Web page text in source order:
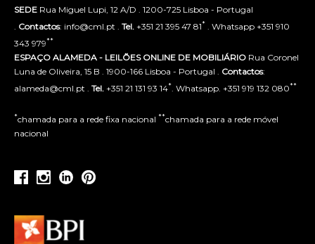
SEDE Rua Miguel Lupi, 12 A/D . 1200-725 Lisboa - Portugal
Contactos: info@cml.pt . Tel. +351 21 395 47 81* . Whatsapp +351 910
343 979**
ESPAÇO ALAMEDA - LEILÕES ONLINE DE MOBILIÁRIO Rua Coronel
Luna de Oliveira, 15 B . 1900-166 Lisboa - Portugal . Contactos:
alameda@cml.pt . Tel. +351 21 131 93 14* . Whatsapp. +351 919 132 080**
*chamada para a rede fixa nacional **chamada para a rede móvel
nacional